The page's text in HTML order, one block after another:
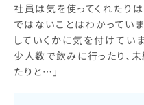
社員は気を使ってくれたり
ではないことはわかってい
していくかに気を付けてい
少人数で飲みに行ったり、
たりと…」